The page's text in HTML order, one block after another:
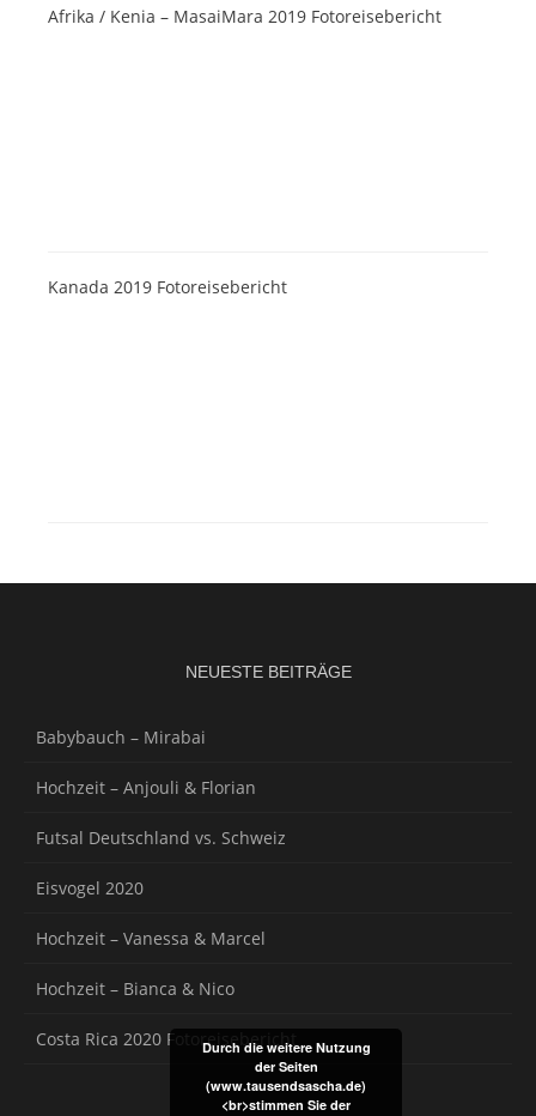
Afrika / Kenia – MasaiMara 2019 Fotoreisebericht
Kanada 2019 Fotoreisebericht
NEUESTE BEITRÄGE
Babybauch – Mirabai
Hochzeit – Anjouli & Florian
Futsal Deutschland vs. Schweiz
Eisvogel 2020
Hochzeit – Vanessa & Marcel
Hochzeit – Bianca & Nico
Costa Rica 2020 Fotoreisebericht
Durch die weitere Nutzung
der Seiten
(www.tausendsascha.de)
<br>stimmen Sie der